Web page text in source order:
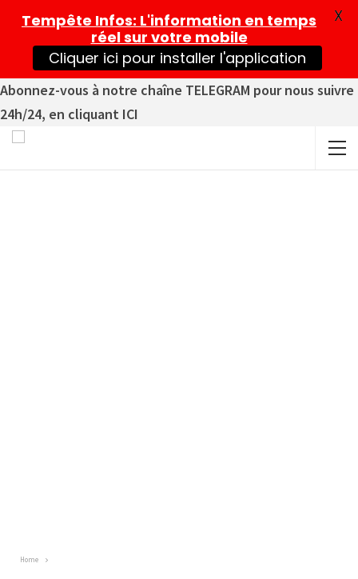
Abonnez-vous à notre chaîne TELEGRAM pour nous suivre
24h/24, en cliquant ICI
Home
Tempête Infos: L'information en temps
réel sur votre mobile
Cliquer ici pour installer l'application
X